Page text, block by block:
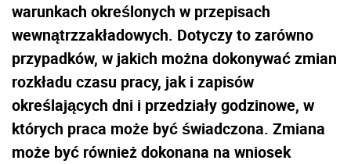
warunkach określonych w przepisach
wewnątrzzakładowych. Dotyczy to zarówno
przypadków, w jakich można dokonywać zmian
rozkładu czasu pracy, jak i zapisów
określających dni i przedziały godzinowe, w
których praca może być świadczona. Zmiana
może być również dokonana na wniosek